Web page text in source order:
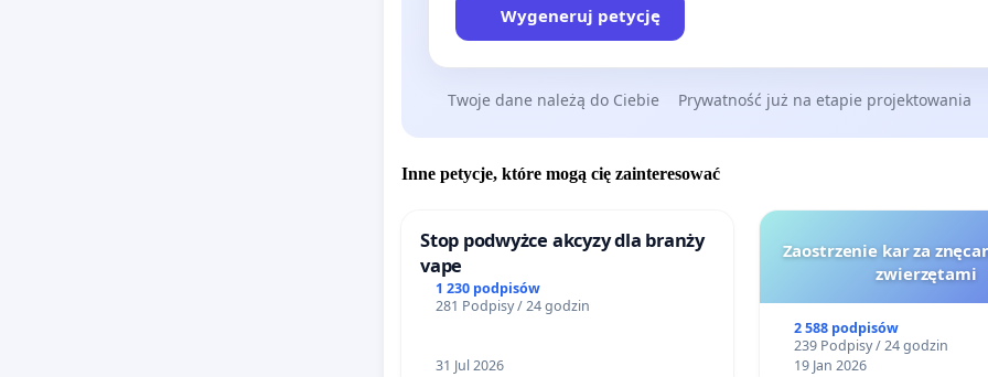
Wygeneruj petycję
Twoje dane należą do Ciebie Prywatność już na etapie projektowania
Inne petycje, które mogą cię zainteresować
Stop podwyżce akcyzy dla branży
vape
1 230 podpisów
281 Podpisy / 24 godzin
31 Jul 2026
Zaostrzenie kar za
zwierzętami
2 588 podpisów
239 Podpisy / 24 godzin
19 Jan 2026